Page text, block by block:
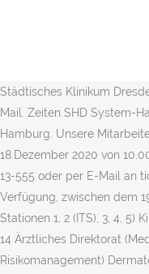
Städtisches Klinikum
Mail. Zeiten SHD System-
Hamburg. Unsere
18.Dezember 2020 von
13-555 oder per E-Mail an
Verfügung, zwischen dem
Stationen 1, 2 (ITS), 3, 4, 5)
14 Ärztliches Direktorat
Risikomanagement)